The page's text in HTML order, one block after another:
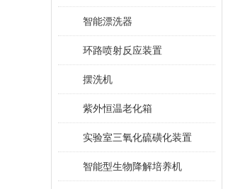
智能漂洗器
环路喷射反应装置
摆洗机
紫外恒温老化箱
实验室三氧化硫磺化装置
智能型生物降解培养机